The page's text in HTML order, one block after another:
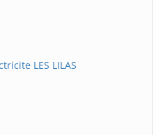
LES LILAS